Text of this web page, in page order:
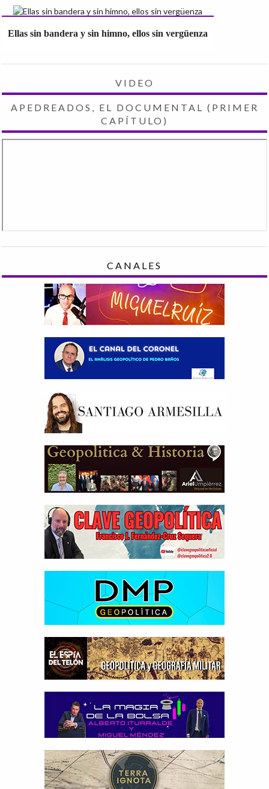
Ellas sin bandera y sin himno, ellos sin vergüenza
VIDEO
APEDREADOS, EL DOCUMENTAL (PRIMER
CAPÍTULO)
CANALES